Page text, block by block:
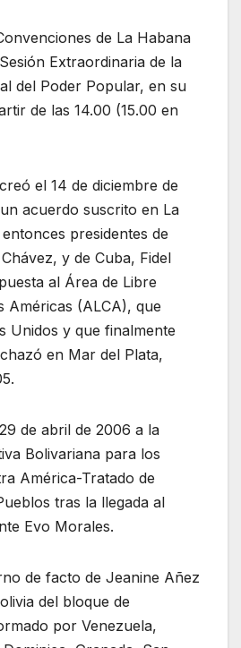
de La Habana
Extraordinaria de la
del Poder Popular, en su
de las 14.00 (15.00 en
el 14 de diciembre de
acuerdo suscrito en La
presidentes de
y de Cuba, Fidel
al Área de Libre
Américas (ALCA), que
Unidos y que finalmente
en Mar del Plata,
de abril de 2006 a la
Bolivariana para los
América-Tratado de
tras la llegada al
Evo Morales.
de facto de Jeanine Añez
del bloque de
por Venezuela,